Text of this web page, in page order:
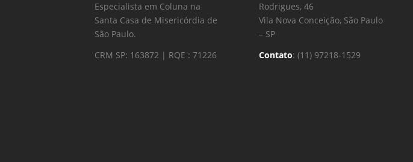
Especialista em Coluna na
Santa Casa de Misericórdia de
São Paulo.
CRM SP: 163872 | RQE : 71226
Rodrigues, 46
Vila Nova Conceição, São Paulo
– SP
Contato: (11) 97218-1529